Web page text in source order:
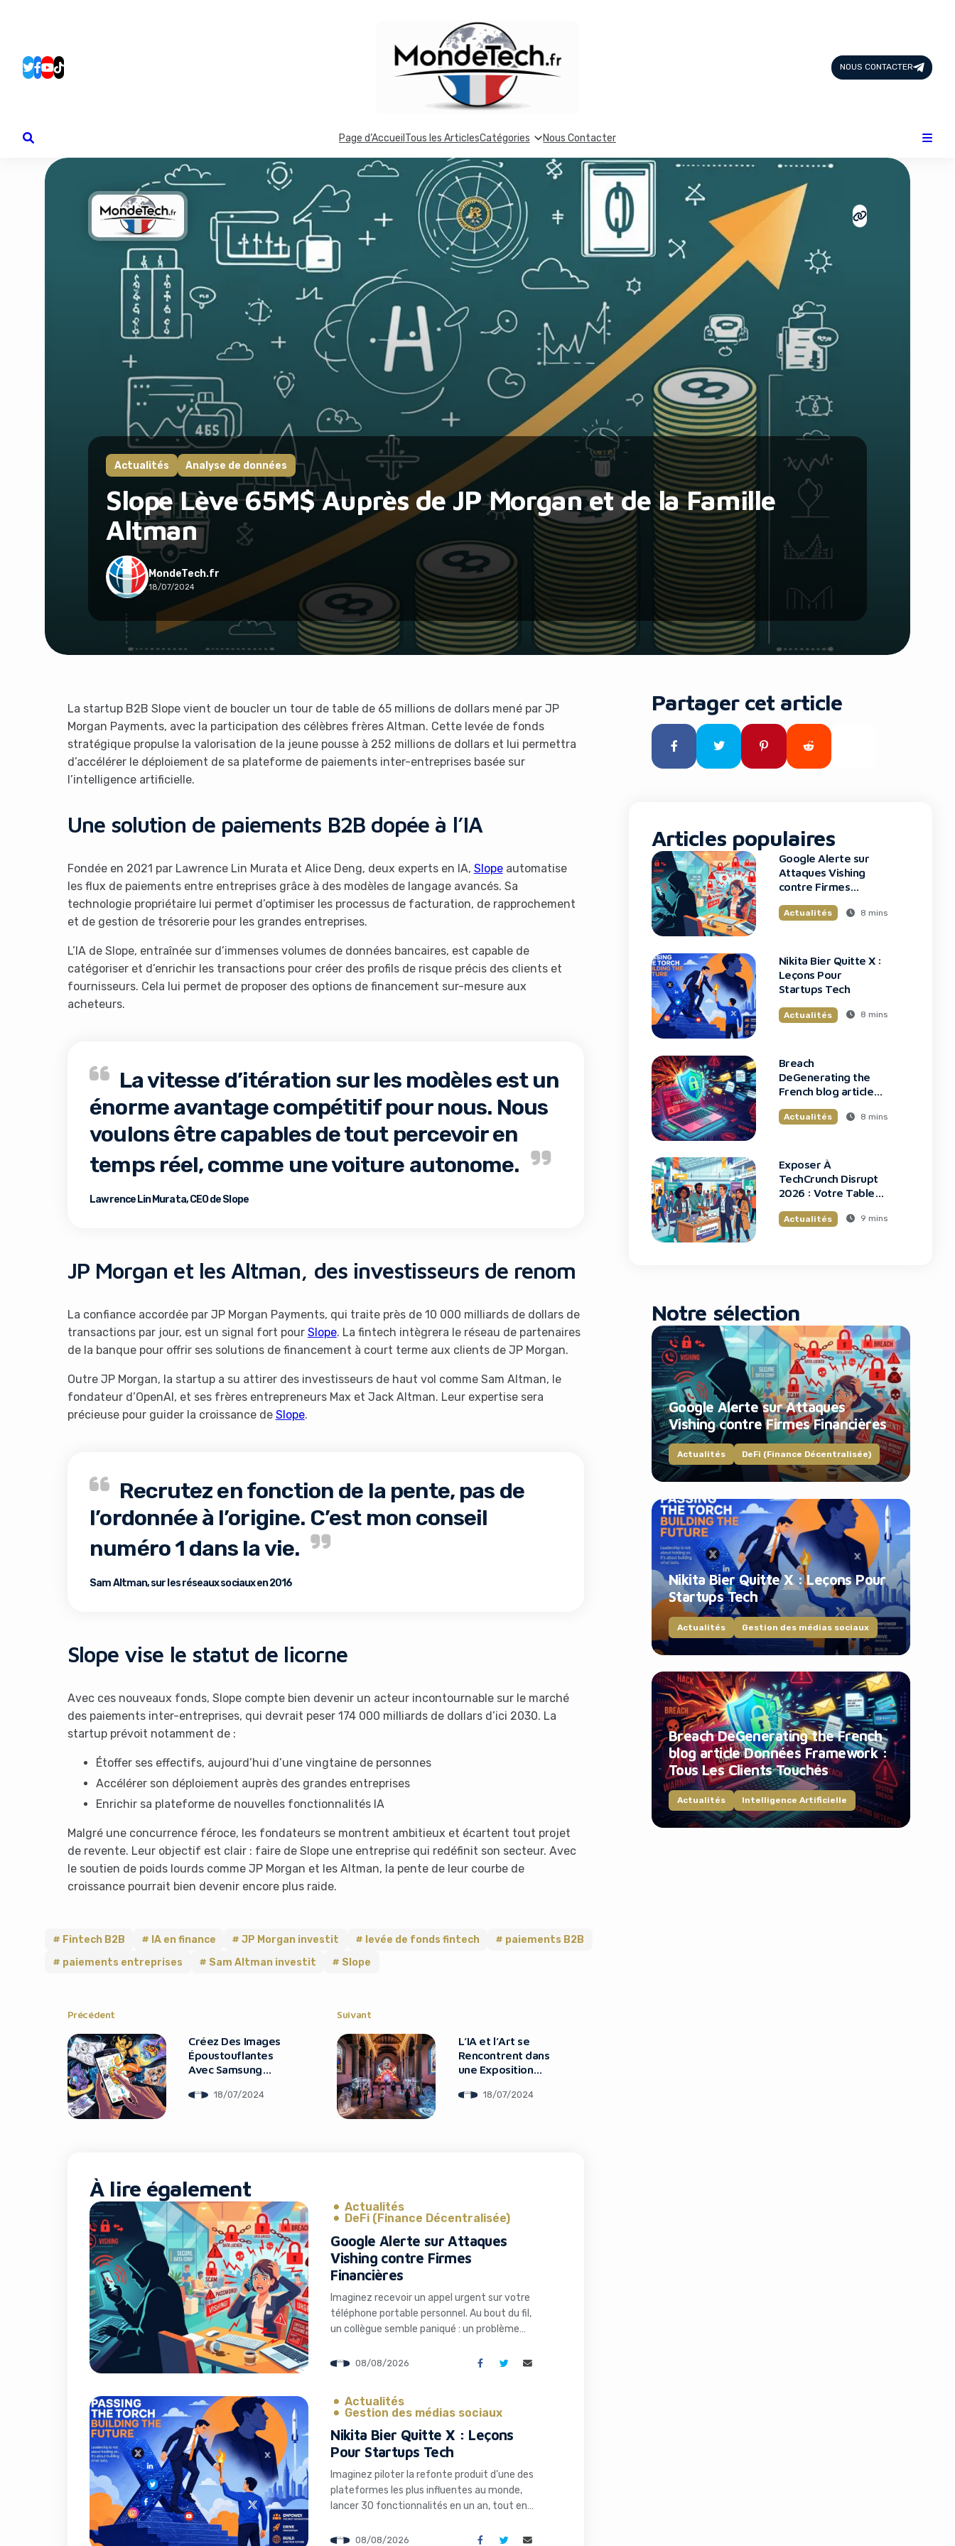
NOUS CONTACTER
Page d’Accueil Tous les ArticlesCatégories Nous Contacter
Actualités Analyse de données
Slope Lève 65M$ Auprès de JP Morgan et de la Famille
Altman
MondeTech.fr
18/07/2024
La startup B2B Slope vient de boucler un tour de table de 65 millions de dollars mené par JP
Morgan Payments, avec la participation des célèbres frères Altman. Cette levée de fonds
stratégique propulse la valorisation de la jeune pousse à 252 millions de dollars et lui permettra
d’accélérer le déploiement de sa plateforme de paiements inter-entreprises basée sur
l’intelligence artificielle.
Une solution de paiements B2B dopée à l’IA
Fondée en 2021 par Lawrence Lin Murata et Alice Deng, deux experts en IA, Slopeautomatise
les flux de paiements entre entreprises grâce à des modèles de langage avancés. Sa
technologie propriétaire lui permet d’optimiser les processus de facturation, de rapprochement
et de gestion de trésorerie pour les grandes entreprises.
L’IA de Slope, entraînée sur d’immenses volumes de données bancaires, est capable de
catégoriser et d’enrichir les transactions pour créer des profils de risque précis des clients et
fournisseurs. Cela lui permet de proposer des options de financement sur-mesure aux
acheteurs.
La vitesse d’itération sur les modèles est un
énorme avantage compétitif pour nous. Nous
voulons être capables de tout percevoir en
temps réel, comme une voiture autonome.
Lawrence Lin Murata, CEO de Slope
JP Morgan et les Altman, des investisseurs de renom
La confiance accordée par JP Morgan Payments, qui traite près de 10 000 milliards de dollars de
transactions par jour, est un signal fort pour Slope. La fintech intègrera le réseau de partenaires
de la banque pour offrir ses solutions de financement à court terme aux clients de JP Morgan.
Outre JP Morgan, la startup a su attirer des investisseurs de haut vol comme Sam Altman, le
fondateur d’OpenAI, et ses frères entrepreneurs Max et Jack Altman. Leur expertise sera
précieuse pour guider la croissance de Slope.
Recrutez en fonction de la pente, pas de
l’ordonnée à l’origine. C’est mon conseil
numéro 1 dans la vie.
Sam Altman, sur les réseaux sociaux en 2016
Slope vise le statut de licorne
Avec ces nouveaux fonds, Slope compte bien devenir un acteur incontournable sur le marché
des paiements inter-entreprises, qui devrait peser 174 000 milliards de dollars d’ici 2030. La
startup prévoit notamment de :
Étoffer ses effectifs, aujourd’hui d’une vingtaine de personnes
Accélérer son déploiement auprès des grandes entreprises
Enrichir sa plateforme de nouvelles fonctionnalités IA
Malgré une concurrence féroce, les fondateurs se montrent ambitieux et écartent tout projet
de revente. Leur objectif est clair : faire de Slope une entreprise qui redéfinit son secteur. Avec
le soutien de poids lourds comme JP Morgan et les Altman, la pente de leur courbe de
croissance pourrait bien devenir encore plus raide.
Fintech B2B IA en finance JP Morgan investit levée de fonds fintech
paiements B2B
paiements entreprises
Sam Altman investit Slope
Précédent
Créez Des Images
Époustouflantes
Avec Samsung
18/07/2024
Suivant
L’IA et l’Art se
Rencontrent dans
une Exposition
18/07/2024
À lire également
Actualités
DeFi (Finance Décentralisée)
Google Alerte sur Attaques
Vishing contre Firmes
Financières
Imaginez recevoir un appel urgent sur votre
téléphone portable personnel. Au bout du fil,
un collègue semble paniqué : un problème
pour une fusion-acquisition imminente.
exactement ce qui arrive aux employés de
08/08/2026
Actualités
Gestion des médias sociaux
Nikita Bier Quitte X : Leçons
Pour Startups Tech
Imaginez piloter la refonte produit d’une des
plateformes les plus influentes au monde,
lancer 30 fonctionnalités en un an, tout en
médiatiques. C’est précisément le défi que
08/08/2026
Partager cet article
Articles populaires
Google Alerte sur
Attaques Vishing
contre Firmes
Actualités 8 mins
Nikita Bier Quitte X :
Leçons Pour
Startups Tech
Actualités 8 mins
Breach
DeGenerating the
French blog article
: Tous Les Clients
Actualités 8 mins
Exposer À
TechCrunch Disrupt
2026 : Votre Table
L’Innovation
Actualités 9 mins
Notre sélection
Google Alerte sur Attaques
Vishing contre Firmes Financières
Actualités DeFi (Finance Décentralisée)
Nikita Bier Quitte X : Leçons Pour
Startups Tech
Actualités Gestion des médias sociaux
Breach DeGenerating the French
blog article Données Framework :
Tous Les Clients Touchés
Actualités Intelligence Artificielle
Design & Créativité
Famille
Finance
Intelligence Artificielle
Marketing & Ventes
Plateformes
Produits physiques
Santé et Forme
Social & Communauté
Tech & Développement
Travail & Productivité
Voyage
It looks like you're using an ad-blocker!